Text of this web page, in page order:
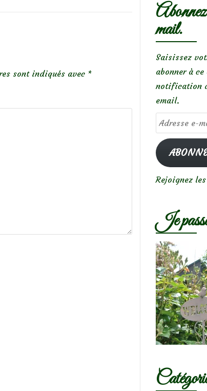
sont indiqués avec *
mail.
Saisissez
abonner à
notification
email.
Adresse
e-
mail
Rejoignez
Je